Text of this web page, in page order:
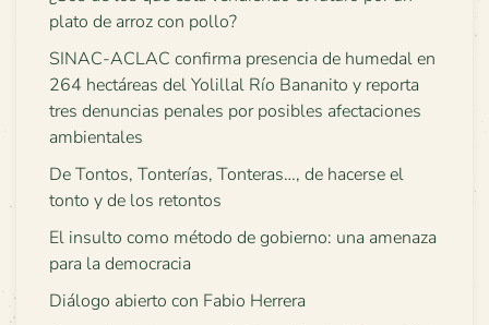
plato de arroz con pollo?
SINAC-ACLAC confirma presencia de humedal en
264 hectáreas del Yolillal Río Bananito y reporta
tres denuncias penales por posibles afectaciones
ambientales
De Tontos, Tonterías, Tonteras…, de hacerse el
tonto y de los retontos
El insulto como método de gobierno: una amenaza
para la democracia
Diálogo abierto con Fabio Herrera